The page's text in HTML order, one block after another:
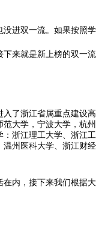
没进双一流。如果按照学
下来就是新上榜的双一流
入了浙江省属重点建设高
范大学，宁波大学， 杭州
：浙江理工大学、浙江工
州医科大学、 浙江财经
在内，接下来我们根据大